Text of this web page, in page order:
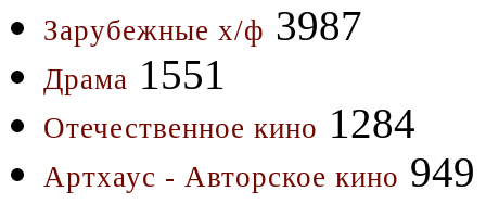
Зарубежные х/ф 3987
Драма 1551
Отечественное кино 1284
Артхаус - Авторское кино 949